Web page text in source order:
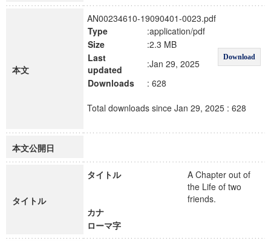
本文
AN00234610-19090401-0023.pdf
Type
:application/pdf
Download
Size
:2.3 MB
Last
updated
:Jan 29, 2025
Downloads
: 628
Total downloads since Jan 29, 2025 : 628
本文公開日
タイトル
タイトル
A Chapter out of
the Life of two
friends.
カナ
ローマ字